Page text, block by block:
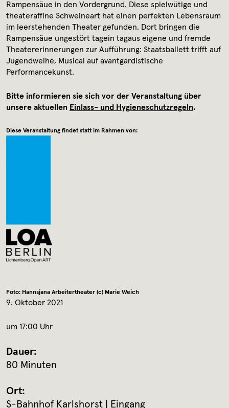
Rampensäue in den Vordergrund. Diese spielwütige und
theateraffine Schweineart hat einen perfekten Lebensraum
im leerstehenden Theater gefunden. Dort bringen die
Rampensäue ungestört tagein tagaus eigene und fremde
Theatererinnerungen zur Aufführung: Staatsballett trifft auf
Jugendweihe, Musical auf avantgardistische
Performancekunst.
Bitte informieren sie sich vor der Veranstaltung über
unsere aktuellen Einlass- und Hygieneschutzregeln.
Diese Veranstaltung findet statt im Rahmen von:
Foto: Hannsjana Arbeitertheater (c) Marie Weich
9. Oktober 2021
um 17:00 Uhr
Dauer:
80 Minuten
Ort:
S-Bahnhof Karlshorst | Eingang